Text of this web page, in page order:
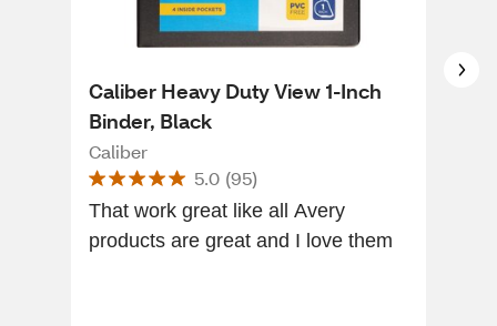
Caliber Heavy Duty View 1-Inch
Binder, Black
Caliber
5.0 (95)
That work great like all Avery
products are great and I love them